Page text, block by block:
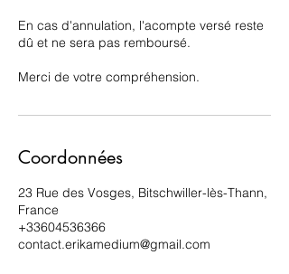
En cas d'annulation, l'acompte versé reste
dû et ne sera pas remboursé.
Merci de votre compréhension.
Coordonnées
23 Rue des Vosges, Bitschwiller-lès-Thann,
France
+33604536366
contact.erikamedium@gmail.com